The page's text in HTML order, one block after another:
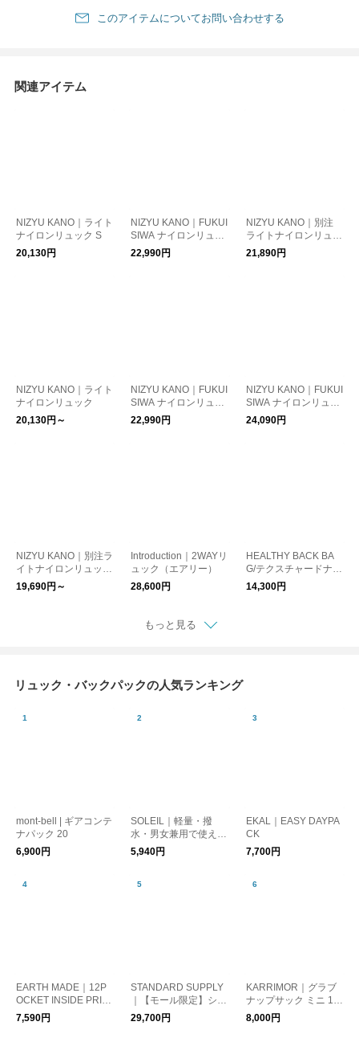
このアイテムについてお問い合わせする
関連アイテム
NIZYU KANO｜ライト
ナイロンリュック S
20,130円
NIZYU KANO｜FUKUI
SIWA ナイロンリュッ
ク S
22,990円
NIZYU KANO｜別注
ライトナイロンリュッ
ク エコツイル L
21,890円
NIZYU KANO｜ライト
ナイロンリュック
20,130円～
NIZYU KANO｜FUKUI
SIWA ナイロンリュッ
ク M
22,990円
NIZYU KANO｜FUKUI
SIWA ナイロンリュッ
ク L
24,090円
NIZYU KANO｜別注ラ
イトナイロンリュック
スタイルストア限定
19,690円～
Introduction｜2WAYリ
ュック（エアリー）
28,600円
HEALTHY BACK BA
G/テクスチャードナイ
ロンＳ
14,300円
もっと見る
リュック・バックパックの人気ランキング
mont-bell | ギアコンテ
ナパック 20
6,900円
SOLEIL｜軽量・撥
水・男女兼用で使える
ライトリーデイパック
リュック [ギフト]
5,940円
EKAL｜EASY DAYPA
CK
7,700円
EARTH MADE｜12P
OCKET INSIDE PRIN
T RUCK
7,590円
STANDARD SUPPLY
｜【モール限定】シュ
リンクナイロン デイ
リーデイパック "SHRI
29,700円
KARRIMOR｜グラブ
ナップサック ミニ 10
L リュック grab knap
sack mini 501278
8,000円